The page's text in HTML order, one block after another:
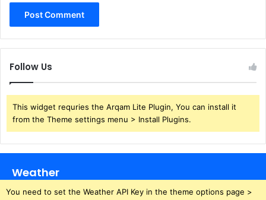
Follow Us
This widget requries the Arqam Lite Plugin, You can install it
from the Theme settings menu > Install Plugins.
Weather
You need to set the Weather API Key in the theme options page >